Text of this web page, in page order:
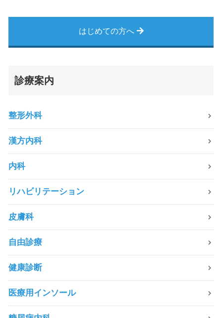
はじめての方へ
診療案内
整形外科
漢方内科
内科
リハビリテーション
皮膚科
自由診療
健康診断
医療用インソール